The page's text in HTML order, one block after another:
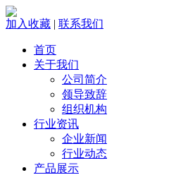
加入收藏 | 联系我们
首页
关于我们
公司简介
领导致辞
组织机构
行业资讯
企业新闻
行业动态
产品展示